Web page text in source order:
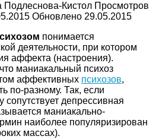
Кистол Просмотров
Обновлено 29.05.2015
понимается
деятельности, при котором
аффекта (настроения).
маниакальный психоз
аффективных психозов,
по-разному. Так, если
сопутствует депрессивная
маниакально-
наиболее популяризирован
массах).